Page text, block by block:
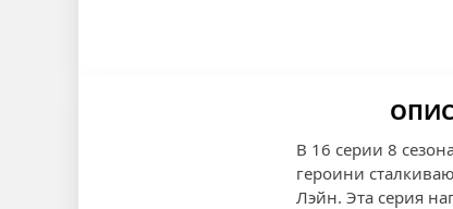
В 16 серии 8
героини
Лэйн. Эта серия